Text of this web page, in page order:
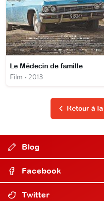
Le Médecin de famille
Film • 2013
Retour à
Blog
Facebook
Twitter